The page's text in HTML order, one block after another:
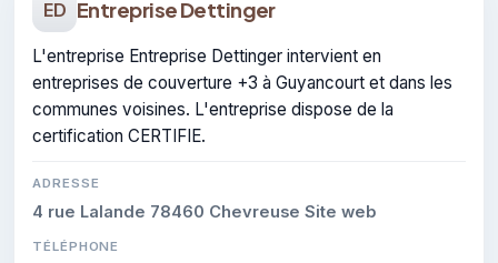
ED Entreprise Dettinger
L'entreprise Entreprise Dettinger intervient en
entreprises de couverture +3 à Guyancourt et dans les
communes voisines. L'entreprise dispose de la
certification CERTIFIE.
ADRESSE
4 rue Lalande 78460 Chevreuse Site web
TÉLÉPHONE